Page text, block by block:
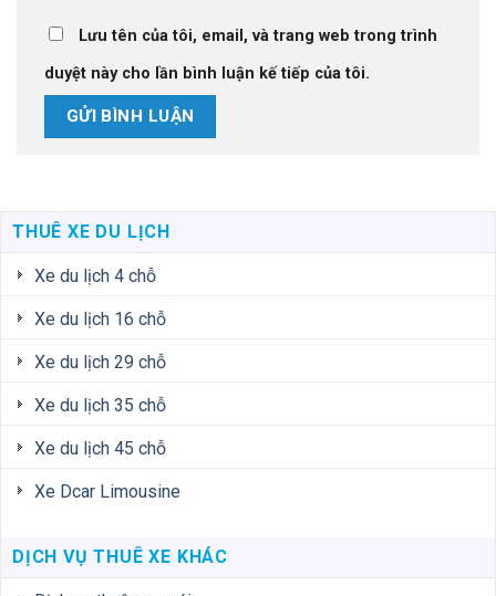
THUÊ XE DU LỊCH
Xe du lịch 4 chỗ
Xe du lịch 16 chỗ
Xe du lịch 29 chỗ
Xe du lịch 35 chỗ
Xe du lịch 45 chỗ
Xe Dcar Limousine
DỊCH VỤ THUÊ XE KHÁC
Lưu tên của tôi, email, và trang web trong trình
duyệt này cho lần bình luận kế tiếp của tôi.